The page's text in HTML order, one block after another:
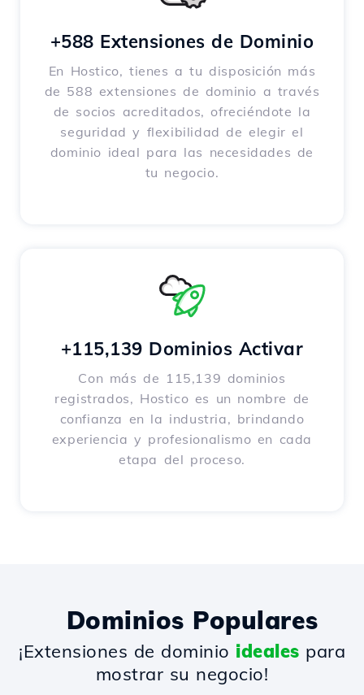
+588 Extensiones de Dominio
En Hostico, tienes a tu disposición más
de 588 extensiones de dominio a través
de socios acreditados, ofreciéndote la
seguridad y flexibilidad de elegir el
dominio ideal para las necesidades de
tu negocio.
+115,139 Dominios Activar
Con más de 115,139 dominios
registrados, Hostico es un nombre de
confianza en la industria, brindando
experiencia y profesionalismo en cada
etapa del proceso.
Dominios Populares
¡Extensiones de dominio ideales para
mostrar su negocio!